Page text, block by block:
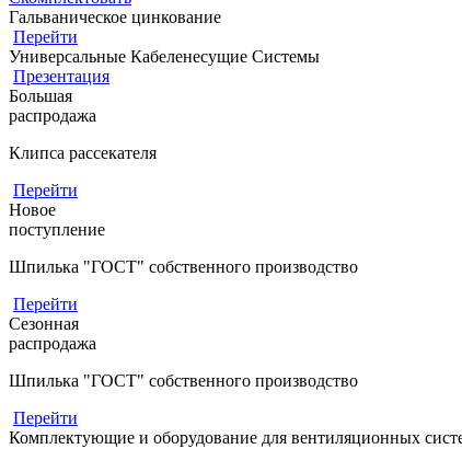
Гальваническое цинкование
Перейти
Универсальные Кабеленесущие Системы
Презентация
Большая
распродажа
Клипса рассекателя
Перейти
Новое
поступление
Шпилька "ГОСТ" собственного производство
Перейти
Сезонная
распродажа
Шпилька "ГОСТ" собственного производство
Перейти
Комплектующие и оборудование для вентиляционных